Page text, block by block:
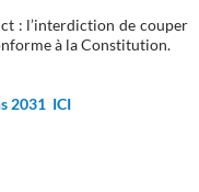
: l’interdiction de couper
à la Constitution.
2031 ICI